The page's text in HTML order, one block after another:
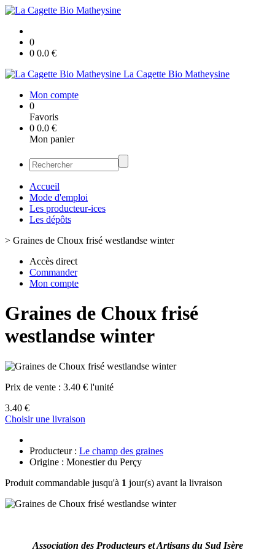
0
0 0.0 €
La Cagette Bio Matheysine
Mon compte
0
Favoris
0 0.0 €
Mon panier
Accueil
Mode d'emploi
Les producteur-ices
Les dépôts
> Graines de Choux frisé westlandse winter
Accès direct
Commander
Mon compte
Graines de Choux frisé
westlandse winter
Prix de vente : 3.40 € l'unité
3.40 €
Choisir une livraison
Producteur : Le champ des graines
Origine : Monestier du Perçy
Produit commandable jusqu'à 1 jour(s) avant la livraison
Association des Producteurs et Artisans du Sud Isère